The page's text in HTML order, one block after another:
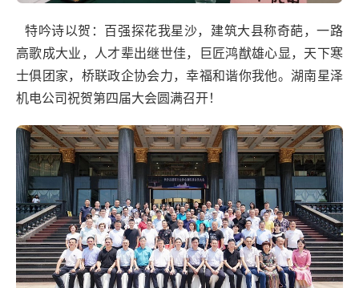
特吟诗以贺：百强探花我星沙，建筑大县称奇葩，一路
高歌成大业，人才辈出继世佳，巨匠鸿猷雄心显，天下寒
士俱团家，桥联政企协会力，幸福和谐你我他。湖南星泽
机电公司祝贺第四届大会圆满召开！